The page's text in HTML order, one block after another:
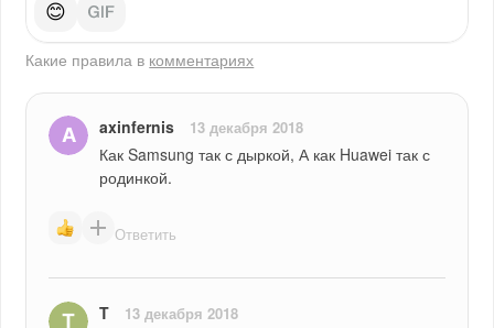
😊
Какие правила в комментариях
axinfernis 13 декабря 2018
Как Samsung так с дыркой, А как Huawei так с
родинкой.
Ответить
T 13 декабря 2018